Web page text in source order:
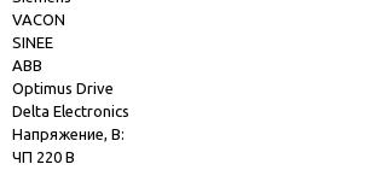
VACON
SINEE
ABB
Optimus Drive
Delta Electronics
Напряжение, В:
ЧП 220 В